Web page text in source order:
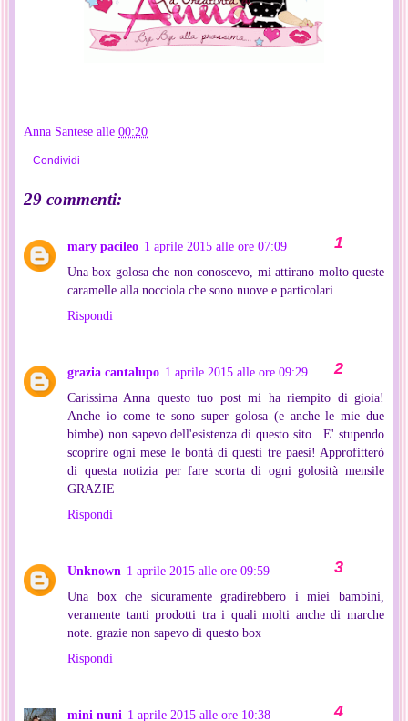
Anna Santese alle 00:20
Condividi
29 commenti:
mary pacileo 1 aprile 2015 alle ore 07:09
Una box golosa che non conoscevo, mi attirano molto queste
caramelle alla nocciola che sono nuove e particolari
Rispondi
grazia cantalupo 1 aprile 2015 alle ore 09:29
Carissima Anna questo tuo post mi ha riempito di gioia!
Anche io come te sono super golosa (e anche le mie due
bimbe) non sapevo dell'esistenza di questo sito . E' stupendo
scoprire ogni mese le bontà di questi tre paesi! Approfitterò
di questa notizia per fare scorta di ogni golosità mensile
GRAZIE
Rispondi
Unknown 1 aprile 2015 alle ore 09:59
Una box che sicuramente gradirebbero i miei bambini,
veramente tanti prodotti tra i quali molti anche di marche
note. grazie non sapevo di questo box
Rispondi
mini nuni 1 aprile 2015 alle ore 10:38